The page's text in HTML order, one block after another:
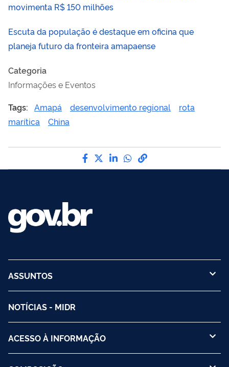
movimenta R$ 150 milhões
Escuta da população é destaque em oficina que
planeja futuro da fronteira amapaense
Categoria
Informações e Eventos
Tags: Amapá desenvolvimento regional
rota
marítica
China
Compartilhe por Facebook
Compartilhe por Twitter
Compartilhe por
Compartilhe por
link para Copiar
ASSUNTOS
NOTÍCIAS - MIDR
ACESSO À INFORMAÇÃO